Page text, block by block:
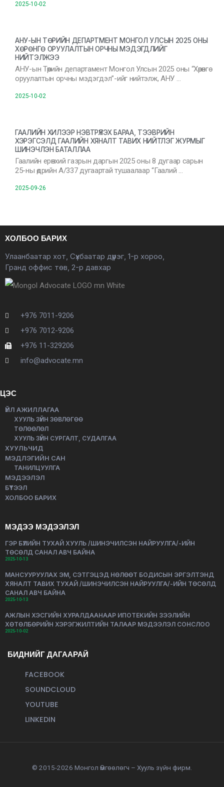
2025-10-02
АНУ-ЫН ТӨРИЙН ДЕПАРТМЕНТ МОНГОЛ УЛСЫН 2025 ОНЫ
ХӨРӨНГӨ ОРУУЛАЛТЫН ОРЧНЫ МЭДЭГДЛИЙГ
НИЙТЭЛЖЭЭ
АНУ-ын Төрийн департамент Монгол Улсын 2025 оны “Хөрөнгө
оруулалтын орчны мэдэгдэл”-ийг нийтэлж, АНУ …
2025-10-02
ГААЛИЙН ХИЛЭЭР НЭВТРҮҮЛЭХ БАРАА, ТЭЭВРИЙН
ХЭРЭГСЭЛД ГААЛИЙН ХЯНАЛТ ТАВИХ НИЙТЛЭГ ЖУРМЫГ
ШИНЭЧЛЭН БАТАЛЛАА
Гаалийн ерөнхий газрын даргын 2025 оны 8 дугаар сарын
25-ны өдрийн А/337 дугаартай тушаалаар “Гаалий …
2025-09-26
ХОЛБОО БАРИХ
Улаанбаатар хот, Сүхбаатар дүүрэг, 1-р хороо,
Гранд оффис төв, 2-р давхар
+976 7011-9206
+976 7012-9206
+976 11-329206
info@advocate.mn
ЦЭС
ҮЙЛ АЖИЛЛАГАА
ХУУЛЬ ЗҮЙН ЗӨВЛӨГӨӨ
ТӨЛӨӨЛӨЛ
ХУУЛЬ ЗҮЙН СУРГАЛТ, СУДАЛГАА
ХУУЛЬЧИД
МЭДЛЭГИЙН САН
ТАНИЛЦУУЛГА
МЭДЭЭЛЭЛ
БҮТЭЭЛ
ХОЛБОО БАРИХ
МЭДЭЭ МЭДЭЭЛЭЛ
ГЭР БҮЛИЙН ТУХАЙ ХУУЛЬ /ШИНЭЧИЛСЭН НАЙРУУЛГА/-ИЙН
ТӨСӨЛД САНАЛ АВЧ БАЙНА
2025-10-13
МАНСУУРУУЛАХ ЭМ, СЭТГЭЦЭД НӨЛӨӨТ БОДИСЫН ЭРГЭЛТЭНД
ХЯНАЛТ ТАВИХ ТУХАЙ /ШИНЭЧИЛСЭН НАЙРУУЛГА/-ИЙН ТӨСӨЛД
САНАЛ АВЧ БАЙНА
2025-10-13
АЖЛЫН ХЭСГИЙН ХУРАЛДААНААР ИПОТЕКИЙН ЗЭЭЛИЙН
ХӨТӨЛБӨРИЙН ХЭРЭГЖИЛТИЙН ТАЛААР МЭДЭЭЛЭЛ СОНСЛОО
2025-10-02
БИДНИЙГ ДАГААРАЙ
FACEBOOK
SOUNDCLOUD
YOUTUBE
LINKEDIN
© 2015-2026 Монгол Өмгөөлөгч – Хууль зүйн фирм.